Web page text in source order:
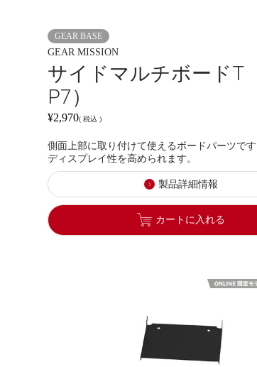
GEAR BASE
GEAR MISSION
サイドマルチボードT
P7）
¥2,970 税込
側面上部に取り付けて使えるボードパーツで
ディスプレイ性を高められます。
製品詳細情報
カートに入れる